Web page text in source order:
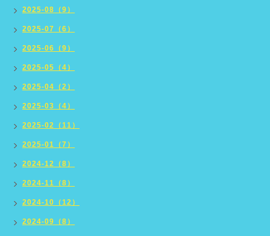
2025-08（9）
2025-07（6）
2025-06（9）
2025-05（4）
2025-04（2）
2025-03（4）
2025-02（11）
2025-01（7）
2024-12（8）
2024-11（8）
2024-10（12）
2024-09（8）